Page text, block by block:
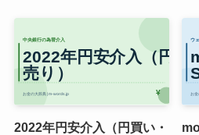
2022年円安介入（円買い・